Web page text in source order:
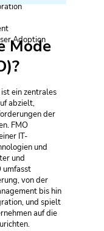
Adoption
Mode
ein zentrales
abzielt,
der
FMO
IT-
und
und
umfasst
von der
bis hin
und spielt
auf die